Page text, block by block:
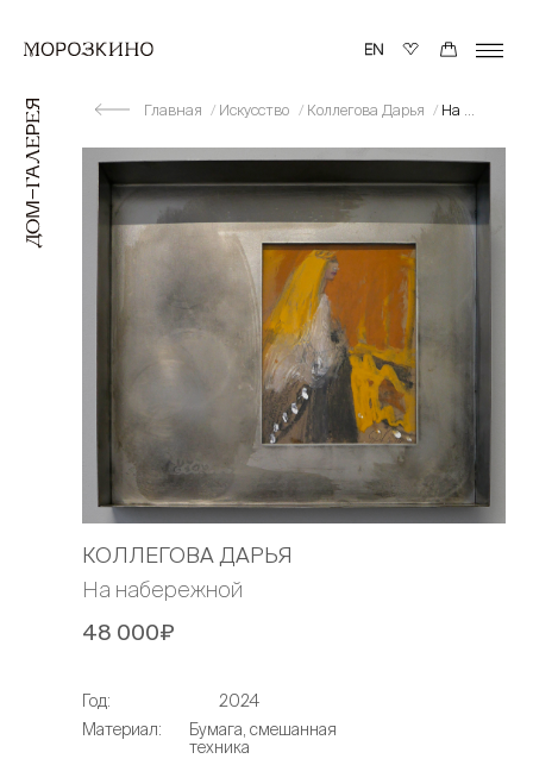
Главная Искусство Коллегова Дарья На набережной
КОЛЛЕГОВА ДАРЬЯ
На набережной
48 000₽
Год:
2024
Материал:
Бумага, смешанная
техника